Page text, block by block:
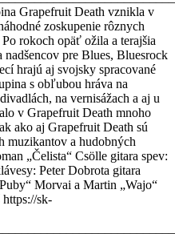
Grapefruit Death vznikla v
zoskupenie rôznych
rokoch opäť ožila a terajšia
pre Blues, Bluesrock
hrajú aj svojsky spracované
s obľubou hráva na
na vernisážach a aj u
v Grapefruit Death mnoho
ako aj Grapefruit Death sú
muzikantov a hudobných
„Čelista“ Csölle gitara spev:
Peter Dobrota gitara
Morvai a Martin „Wajo“
sk-